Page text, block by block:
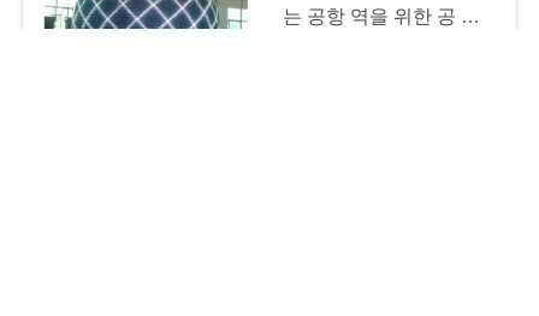
는 공항 역을 위한 공 스